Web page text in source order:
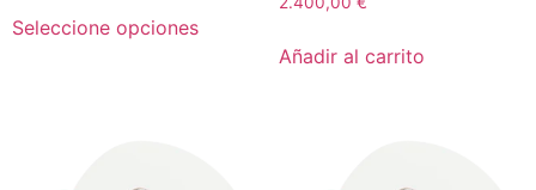
Seleccione opciones
con
Añadir al carrito